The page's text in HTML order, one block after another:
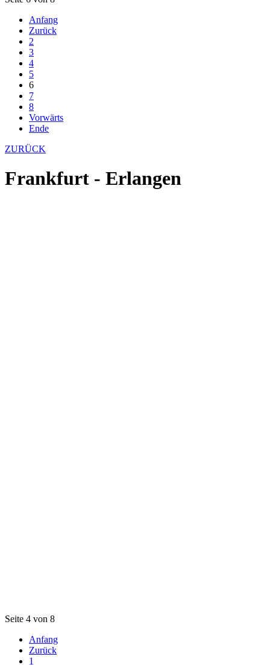
Anfang
Zurück
2
3
4
5
6
7
8
Vorwärts
Ende
ZURÜCK
Frankfurt - Erlangen
Seite 4 von 8
Anfang
Zurück
1